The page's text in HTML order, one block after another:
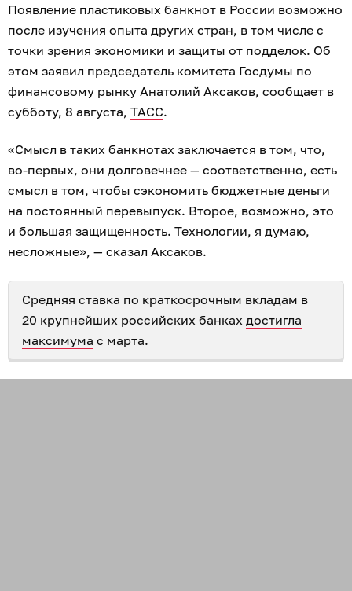
Появление пластиковых банкнот в России возможно
после изучения опыта других стран, в том числе с
точки зрения экономики и защиты от подделок. Об
этом заявил председатель комитета Госдумы по
финансовому рынку Анатолий Аксаков, сообщает в
субботу, 8 августа, ТАСС.
«Смысл в таких банкнотах заключается в том, что,
во-первых, они долговечнее — соответственно, есть
смысл в том, чтобы сэкономить бюджетные деньги
на постоянный перевыпуск. Второе, возможно, это
и большая защищенность. Технологии, я думаю,
несложные», — сказал Аксаков.
Средняя ставка по краткосрочным вкладам в
20 крупнейших российских банках достигла
максимума с марта.